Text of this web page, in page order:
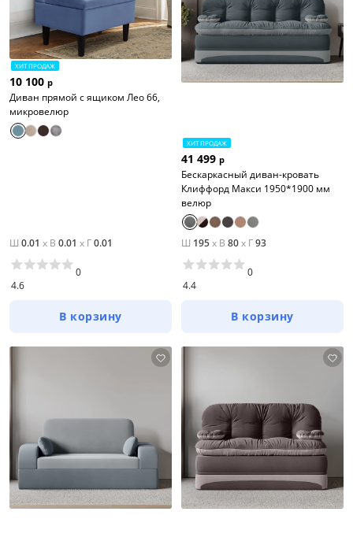
ХИТ ПРОДАЖ
10 100 р
Диван прямой с ящиком Лео 66,
микровелюр
Ш 0.01 x В 0.01 x Г0.01
4.6
0
В корзину
ХИТ ПРОДАЖ
41 499 р
Бескаркасный диван-кровать
Клиффорд Макси 1950*1900 мм
велюр
Ш 195x В 80x Г93
4.4
0
В корзину